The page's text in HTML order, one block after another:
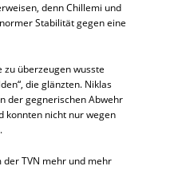
denn Chillemi und
Stabilität gegen eine
zu überzeugen wusste
die glänzten. Niklas
der gegnerischen Abwehr
konnten nicht nur wegen
TVN mehr und mehr